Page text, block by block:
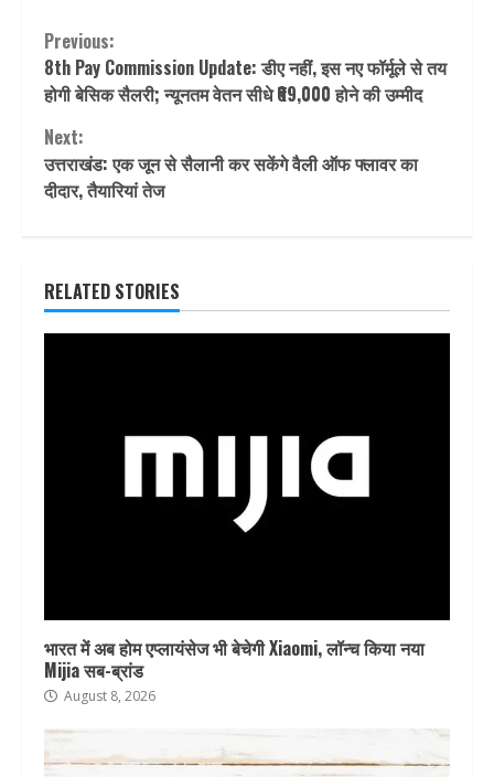
Continue
Reading
Previous:
8th Pay Commission Update: डीए नहीं, इस नए फॉर्मूले से तय
होगी बेसिक सैलरी; न्यूनतम वेतन सीधे ₹69,000 होने की उम्मीद
Next:
उत्तराखंड: एक जून से सैलानी कर सकेंगे वैली ऑफ फ्लावर का
दीदार, तैयारियां तेज
RELATED STORIES
भारत में अब होम एप्लायंसेज भी बेचेगी Xiaomi, लॉन्च किया नया
Mijia सब-ब्रांड
August 8, 2026